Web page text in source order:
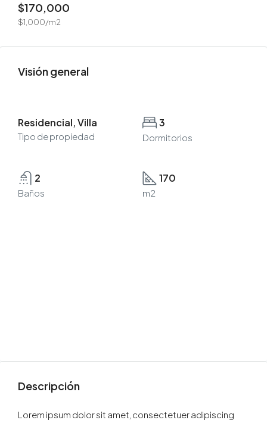
$170,000
$1,000/m2
Visión general
Residencial, Villa
Tipo de propiedad
3
Dormitorios
2
Baños
170
m2
Descripción
Lorem ipsum dolor sit amet, consectetuer adipiscing